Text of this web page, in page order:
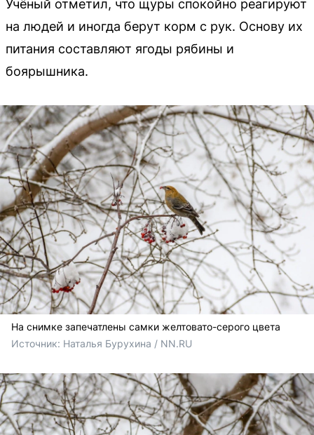
Учёный отметил, что щуры спокойно реагируют
на людей и иногда берут корм с рук. Основу их
питания составляют ягоды рябины и
боярышника.
На снимке запечатлены самки желтовато-серого цвета
Источник: Наталья Бурухина / NN.RU